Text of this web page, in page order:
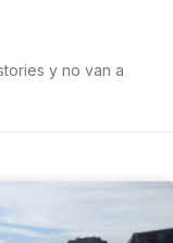
y no van a